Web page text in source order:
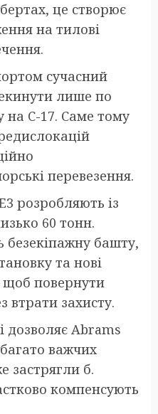
це створює
на тилові
сучасний
лише по
C-17. Саме тому
перевезення.
розробляють із
60 тонн.
башту,
та нові
повернути
втрати захисту.
дозволяє Abrams
важчих
застрягли б.
компенсують